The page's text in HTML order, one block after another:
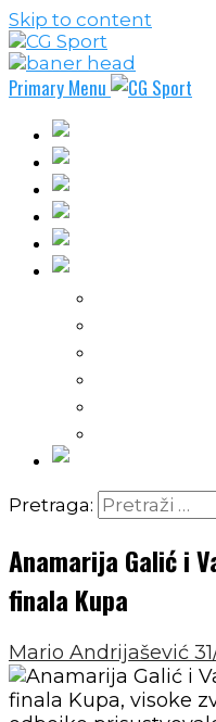
Skip to content
Primary Menu
Pretraga:
Anamarija Galić i
finala Kupa
Mario Andrijašević